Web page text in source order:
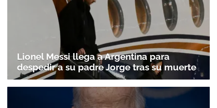
Gracias por suscribirte a nuestro boletín.
ACEPTAR
Lionel Messi llega a Argentina para
despedir a su padre Jorge tras su muerte